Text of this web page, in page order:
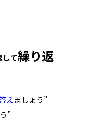
て繰り返
えましょう”
”